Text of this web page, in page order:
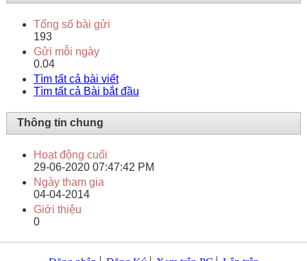
Tổng số bài gửi
193
Gửi mỗi ngày
0.04
Tìm tất cả bài viết
Tìm tất cả Bài bắt đầu
Thông tin chung
Hoạt động cuối
29-06-2020 07:47:42 PM
Ngày tham gia
04-04-2014
Giới thiệu
0